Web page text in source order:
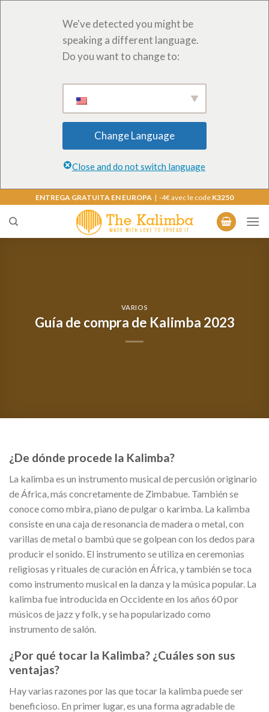
We've detected you might be
speaking a different language.
Do you want to change to:
Change Language
Close and do not switch language
contenido
ENTREGA GRATUITA EN EUROPA | -4€ avec le code K3250
VARIOS
Guía de compra de Kalimba 2023
¿De dónde procede la Kalimba?
La kalimba es un instrumento musical de percusión originario
de África, más concretamente de Zimbabue. También se
conoce como mbira, piano de pulgar o karimba. La kalimba
consiste en una caja de resonancia de madera o metal, con
varillas de metal o bambú que se golpean con los dedos para
producir el sonido. El instrumento se utiliza en ceremonias
religiosas y rituales de curación en África, y también se toca
como instrumento musical en la danza y la música popular. La
kalimba fue introducida en Occidente en los años 60 por
músicos de jazz y folk, y se ha popularizado como
instrumento de salón.
¿Por qué tocar la Kalimba? ¿Cuáles son sus
ventajas?
Hay varias razones por las que tocar la kalimba puede ser
beneficioso. En primer lugar, es una forma agradable de